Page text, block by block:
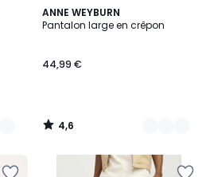
ANNE WEYBURN
Pantalon large en crêpon
44,99 €
4,6
/ 5
2
Couleurs
4,6
/